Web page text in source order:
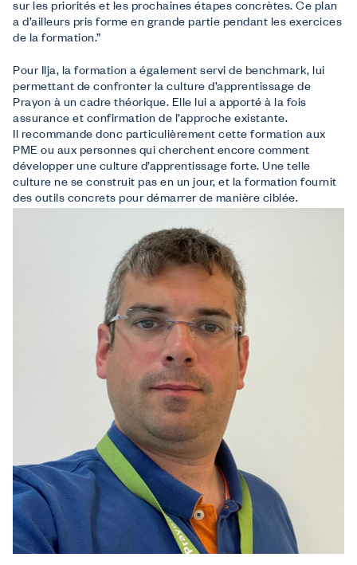
sur les priorités et les prochaines étapes concrètes. Ce plan
a d’ailleurs pris forme en grande partie pendant les exercices
de la formation.”
Pour Ilja, la formation a également servi de benchmark, lui
permettant de confronter la culture d’apprentissage de
Prayon à un cadre théorique. Elle lui a apporté à la fois
assurance et confirmation de l’approche existante.
Il recommande donc particulièrement cette formation aux
PME ou aux personnes qui cherchent encore comment
développer une culture d’apprentissage forte. Une telle
culture ne se construit pas en un jour, et la formation fournit
des outils concrets pour démarrer de manière ciblée.